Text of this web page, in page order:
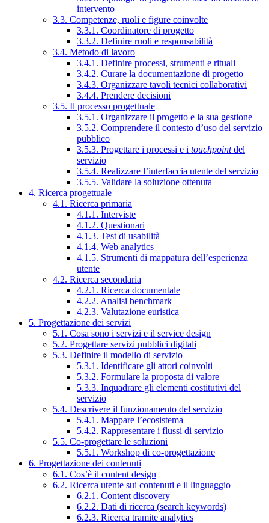
intervento
3.3. Competenze, ruoli e figure coinvolte
3.3.1. Coordinatore di progetto
3.3.2. Definire ruoli e responsabilità
3.4. Metodo di lavoro
3.4.1. Definire processi, strumenti e rituali
3.4.2. Curare la documentazione di progetto
3.4.3. Organizzare tavoli tecnici collaborativi
3.4.4. Prendere decisioni
3.5. Il processo progettuale
3.5.1. Organizzare il progetto e la sua gestione
3.5.2. Comprendere il contesto d’uso del servizio
pubblico
3.5.3. Progettare i processi e i touchpointdel
servizio
3.5.4. Realizzare l’interfaccia utente del servizio
3.5.5. Validare la soluzione ottenuta
4. Ricerca progettuale
4.1. Ricerca primaria
4.1.1. Interviste
4.1.2. Questionari
4.1.3. Test di usabilità
4.1.4. Web analytics
4.1.5. Strumenti di mappatura dell’esperienza
utente
4.2. Ricerca secondaria
4.2.1. Ricerca documentale
4.2.2. Analisi benchmark
4.2.3. Valutazione euristica
5. Progettazione dei servizi
5.1. Cosa sono i servizi e il service design
5.2. Progettare servizi pubblici digitali
5.3. Definire il modello di servizio
5.3.1. Identificare gli attori coinvolti
5.3.2. Formulare la proposta di valore
5.3.3. Inquadrare gli elementi costitutivi del
servizio
5.4. Descrivere il funzionamento del servizio
5.4.1. Mappare l’ecosistema
5.4.2. Rappresentare i flussi di servizio
5.5. Co-progettare le soluzioni
5.5.1. Workshop di co-progettazione
6. Progettazione dei contenuti
6.1. Cos’è il content design
6.2. Ricerca utente sui contenuti e il linguaggio
6.2.1. Content discovery
6.2.2. Dati di ricerca (search keywords)
6.2.3. Ricerca tramite analytics